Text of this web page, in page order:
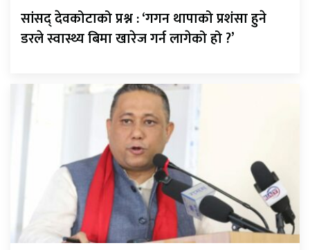
सांसद् देवकोटाको प्रश्न : ‘गगन थापाको प्रशंसा हुने
डरले स्वास्थ्य बिमा खारेज गर्न लागेको हो ?’